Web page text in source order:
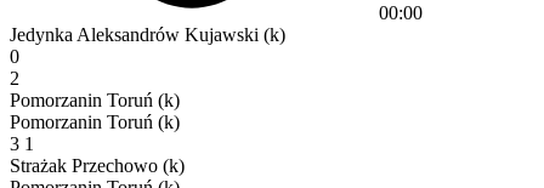
00:00
Jedynka Aleksandrów Kujawski (k)
0
2
Pomorzanin Toruń (k)
Pomorzanin Toruń (k)
3 1
Strażak Przechowo (k)